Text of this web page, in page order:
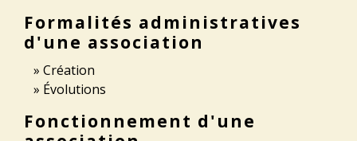
Formalités administratives
d'une association
Création
Évolutions
Fonctionnement d'une